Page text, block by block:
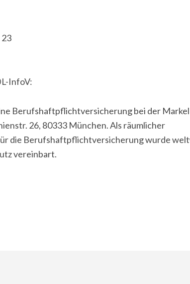
InfoV:
Berufshaftpflichtversicherung bei der Markel
26, 80333 München. Als räumlicher
die Berufshaftpflichtversicherung wurde
vereinbart.